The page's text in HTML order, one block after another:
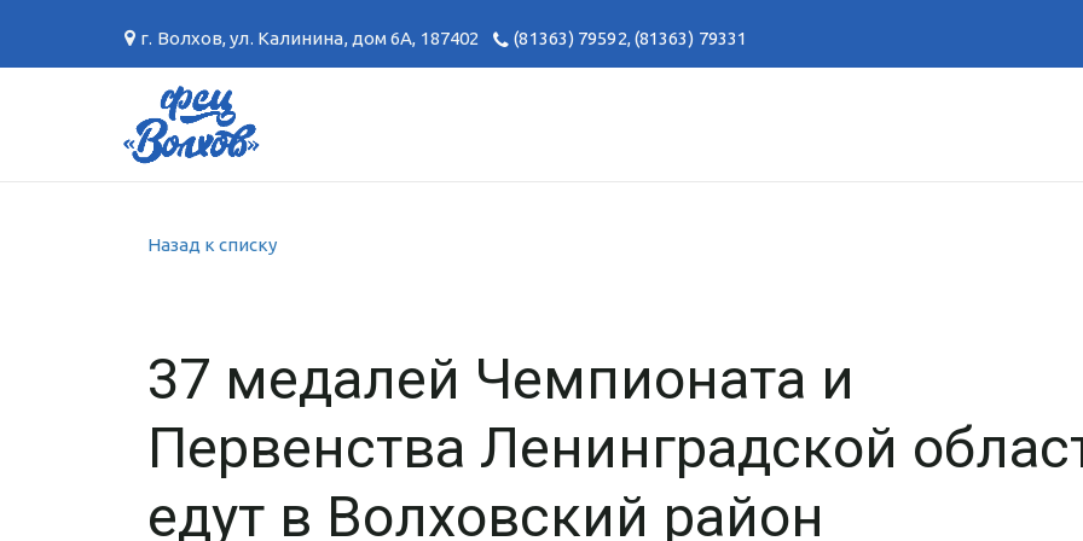
г. Волхов,ул. Калинина, дом 6А, 187402 (81363) 79592,(81363) 79331
Назад к списку
37 медалей Чемпионата и
Первенства Ленинградской
едут в Волховский район